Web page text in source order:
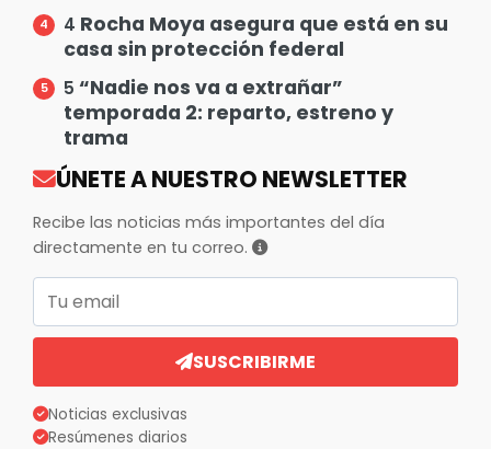
4 Rocha Moya asegura que está en su
casa sin protección federal
5 “Nadie nos va a extrañar”
temporada 2: reparto, estreno y
trama
ÚNETE A NUESTRO NEWSLETTER
Recibe las noticias más importantes del día
directamente en tu correo.
Correo electrónico
SUSCRIBIRME
Noticias exclusivas
Resúmenes diarios